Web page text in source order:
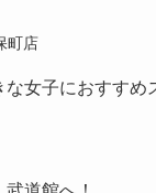
町店
女子におすすめ